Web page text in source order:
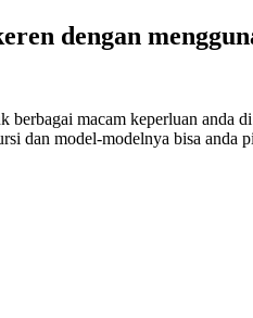
dengan
berbagai macam keperluan anda
dan model-modelnya bisa anda